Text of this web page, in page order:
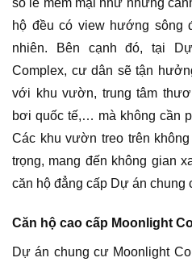
so le mềm mại như những
hộ đều có view hướng sông
nhiên. Bên cạnh đó, tại
Complex, cư dân sẽ tận
với khu vườn, trung tâm
bơi quốc tế,… mà không cần
Các khu vườn treo trên
trọng, mang đến không gian
căn hộ đẳng cấp Dự án chung
Căn hộ cao cấp Moonlight
Dự án chung cư Moonlight